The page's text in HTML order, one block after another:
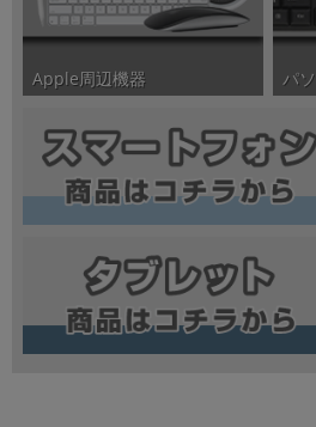
Apple周辺機器 パ